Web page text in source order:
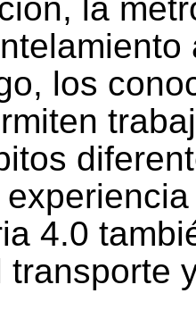
la
los
4.0
transporte